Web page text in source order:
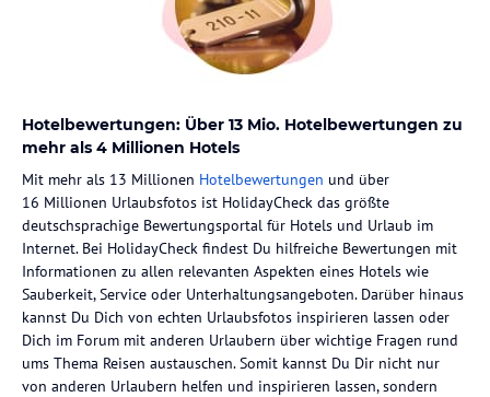
Hotelbewertungen: Über 13 Mio. Hotelbewertungen zu
mehr als 4 Millionen Hotels
Mit mehr als 13 Millionen Hotelbewertungen und über
16 Millionen Urlaubsfotos ist HolidayCheck das größte
deutschsprachige Bewertungsportal für Hotels und Urlaub im
Internet. Bei HolidayCheck findest Du hilfreiche Bewertungen mit
Informationen zu allen relevanten Aspekten eines Hotels wie
Sauberkeit, Service oder Unterhaltungsangeboten. Darüber hinaus
kannst Du Dich von echten Urlaubsfotos inspirieren lassen oder
Dich im Forum mit anderen Urlaubern über wichtige Fragen rund
ums Thema Reisen austauschen. Somit kannst Du Dir nicht nur
von anderen Urlaubern helfen und inspirieren lassen, sondern